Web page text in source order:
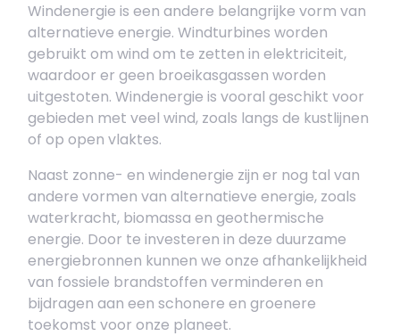
Windenergie is een andere belangrijke vorm van
alternatieve energie. Windturbines worden
gebruikt om wind om te zetten in elektriciteit,
waardoor er geen broeikasgassen worden
uitgestoten. Windenergie is vooral geschikt voor
gebieden met veel wind, zoals langs de kustlijnen
of op open vlaktes.
Naast zonne- en windenergie zijn er nog tal van
andere vormen van alternatieve energie, zoals
waterkracht, biomassa en geothermische
energie. Door te investeren in deze duurzame
energiebronnen kunnen we onze afhankelijkheid
van fossiele brandstoffen verminderen en
bijdragen aan een schonere en groenere
toekomst voor onze planeet.